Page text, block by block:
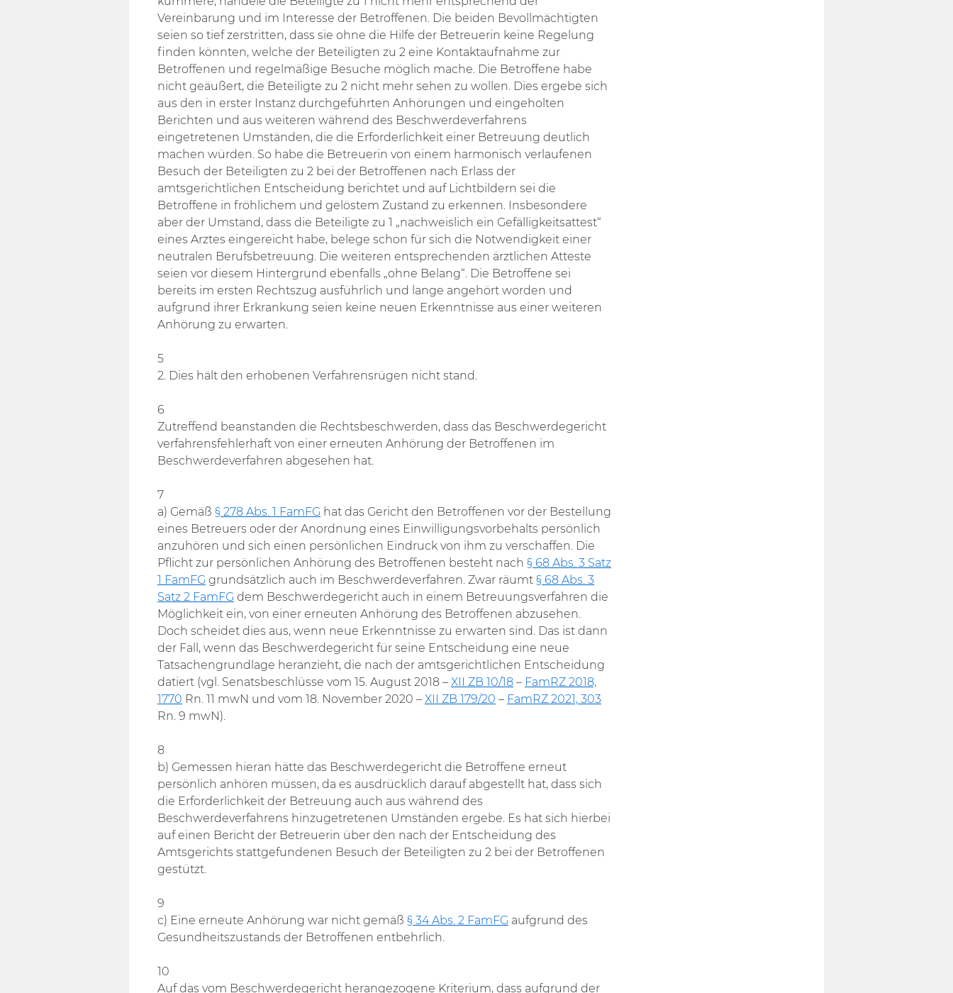
Vereinbarung und im Interesse der Betroffenen. Die beiden Bevollmächtigten
seien so tief zerstritten, dass sie ohne die Hilfe der Betreuerin keine Regelung
finden könnten, welche der Beteiligten zu 2 eine Kontaktaufnahme zur
Betroffenen und regelmäßige Besuche möglich mache. Die Betroffene habe
nicht geäußert, die Beteiligte zu 2 nicht mehr sehen zu wollen. Dies ergebe sich
aus den in erster Instanz durchgeführten Anhörungen und eingeholten
Berichten und aus weiteren während des Beschwerdeverfahrens
eingetretenen Umständen, die die Erforderlichkeit einer Betreuung deutlich
machen würden. So habe die Betreuerin von einem harmonisch verlaufenen
Besuch der Beteiligten zu 2 bei der Betroffenen nach Erlass der
amtsgerichtlichen Entscheidung berichtet und auf Lichtbildern sei die
Betroffene in fröhlichem und gelöstem Zustand zu erkennen. Insbesondere
aber der Umstand, dass die Beteiligte zu 1 „nachweislich ein Gefälligkeitsattest“
eines Arztes eingereicht habe, belege schon für sich die Notwendigkeit einer
neutralen Berufsbetreuung. Die weiteren entsprechenden ärztlichen Atteste
seien vor diesem Hintergrund ebenfalls „ohne Belang“. Die Betroffene sei
bereits im ersten Rechtszug ausführlich und lange angehört worden und
aufgrund ihrer Erkrankung seien keine neuen Erkenntnisse aus einer weiteren
Anhörung zu erwarten.
5
2. Dies hält den erhobenen Verfahrensrügen nicht stand.
6
Zutreffend beanstanden die Rechtsbeschwerden, dass das Beschwerdegericht
verfahrensfehlerhaft von einer erneuten Anhörung der Betroffenen im
Beschwerdeverfahren abgesehen hat.
7
a) Gemäß § 278 Abs. 1 FamFG hat das Gericht den Betroffenen vor der Bestellung
eines Betreuers oder der Anordnung eines Einwilligungsvorbehalts persönlich
anzuhören und sich einen persönlichen Eindruck von ihm zu verschaffen. Die
Pflicht zur persönlichen Anhörung des Betroffenen besteht nach § 68 Abs. 3 Satz
1 FamFG grundsätzlich auch im Beschwerdeverfahren. Zwar räumt § 68 Abs. 3
Satz 2 FamFG dem Beschwerdegericht auch in einem Betreuungsverfahren die
Möglichkeit ein, von einer erneuten Anhörung des Betroffenen abzusehen.
Doch scheidet dies aus, wenn neue Erkenntnisse zu erwarten sind. Das ist dann
der Fall, wenn das Beschwerdegericht für seine Entscheidung eine neue
Tatsachengrundlage heranzieht, die nach der amtsgerichtlichen Entscheidung
datiert (vgl. Senatsbeschlüsse vom 15. August 2018 – XII ZB 10/18 – FamRZ 2018,
1770 Rn. 11 mwN und vom 18. November 2020 – XII ZB 179/20 – FamRZ 2021, 303
Rn. 9 mwN).
8
b) Gemessen hieran hätte das Beschwerdegericht die Betroffene erneut
persönlich anhören müssen, da es ausdrücklich darauf abgestellt hat, dass sich
die Erforderlichkeit der Betreuung auch aus während des
Beschwerdeverfahrens hinzugetretenen Umständen ergebe. Es hat sich hierbei
auf einen Bericht der Betreuerin über den nach der Entscheidung des
Amtsgerichts stattgefundenen Besuch der Beteiligten zu 2 bei der Betroffenen
gestützt.
9
c) Eine erneute Anhörung war nicht gemäß § 34 Abs. 2 FamFG aufgrund des
Gesundheitszustands der Betroffenen entbehrlich.
10
Auf das vom Beschwerdegericht herangezogene Kriterium, dass aufgrund der